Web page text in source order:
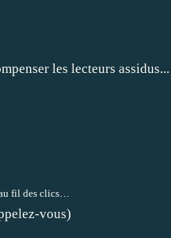
les lecteurs assidus...
fil des clics…
vous)